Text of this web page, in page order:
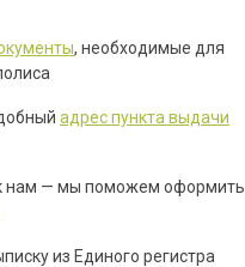
, необходимые для
адрес пункта выдачи
нам — мы поможем оформить
из Единого регистра